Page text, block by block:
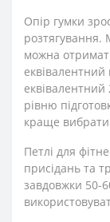
Опір гумки
розтягування.
можна
рівню
краще вибрати
Петлі для
присідань та
завдовжки 50-